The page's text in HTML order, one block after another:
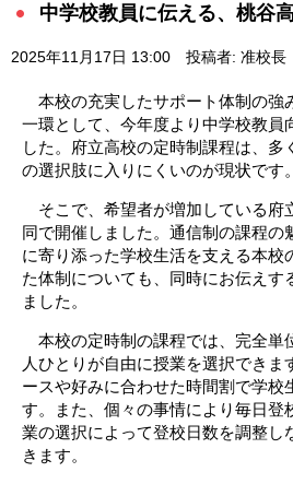
中学校教員に伝える、桃谷
2025年11月17日 13:00 投稿者: 准校長
本校の充実したサポート体制の強
一環として、今年度より中学校教員
した。府立高校の定時制課程は、多
の選択肢に入りにくいのが現状です。
そこで、希望者が増加している府
同で開催しました。通信制の課程の
に寄り添った学校生活を支える本校
た体制についても、同時にお伝えす
ました。
本校の定時制の課程では、完全単
人ひとりが自由に授業を選択できま
ースや好みに合わせた時間割で学校
す。また、個々の事情により毎日登
業の選択によって登校日数を調整し
きます。